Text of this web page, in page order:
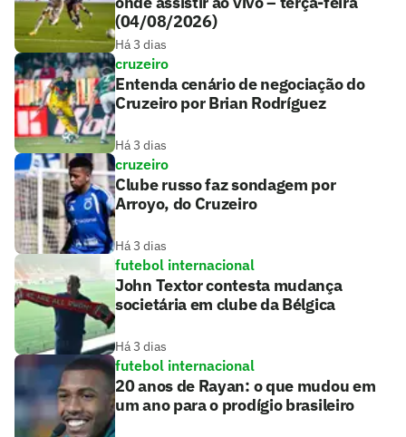
(04/08/2026)
Há 3 dias
cruzeiro
Entenda cenário de negociação do
Cruzeiro por Brian Rodríguez
Há 3 dias
cruzeiro
Clube russo faz sondagem por
Arroyo, do Cruzeiro
Há 3 dias
futebol internacional
John Textor contesta mudança
societária em clube da Bélgica
Há 3 dias
futebol internacional
20 anos de Rayan: o que mudou em
um ano para o prodígio brasileiro